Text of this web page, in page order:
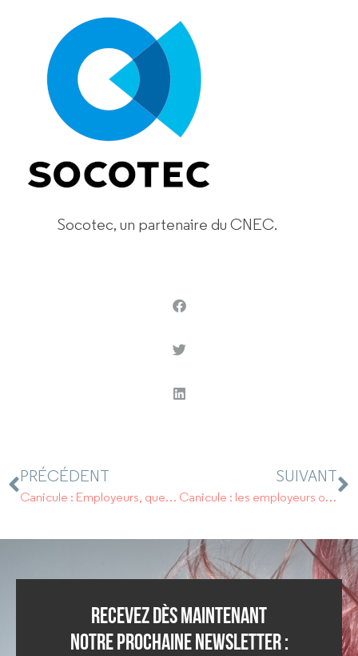
Socotec, un partenaire du CNEC.
PRÉCÉDENT
Canicule : Employeurs, quelles sont les règles à respecter ?
SUIVANT
Canicule : les employeurs ont obligation de prévenir les risques.
Recevez dès maintenant
notre prochaine newsletter :